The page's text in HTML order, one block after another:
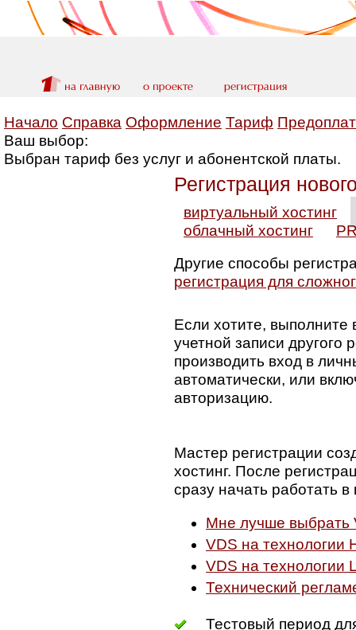
Начало Справка Оформление Тариф
Ваш выбор:
Выбран тариф без услуг и абонентской платы.
Регистрация
виртуальный хостинг
облачный хостинг
Другие способы
регистрация для
Если хотите,
учетной записи другого
производить вход в
автоматически, или
авторизацию.
Мастер регистрации
хостинг. После
сразу начать работать
Мне лучше выбрать
VDS на технологии
VDS на технологии
Технический
Тестовый период